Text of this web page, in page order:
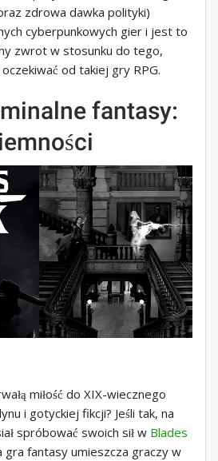
zdrowa dawka polityki)
cyberpunkowych gier i jest to
zwrot w stosunku do tego,
od takiej gry RPG.
fantasy:
miłość do XIX-wiecznego
i gotyckiej fikcji? Jeśli tak, na
spróbować swoich sił w Blades
gra fantasy umieszcza graczy w